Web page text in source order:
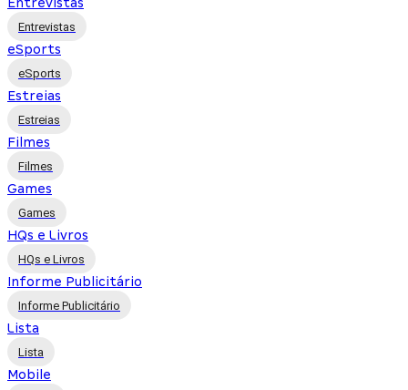
Entrevistas
eSports
eSports
Estreias
Estreias
Filmes
Filmes
Games
Games
HQs e Livros
HQs e Livros
Informe Publicitário
Informe Publicitário
Lista
Lista
Mobile